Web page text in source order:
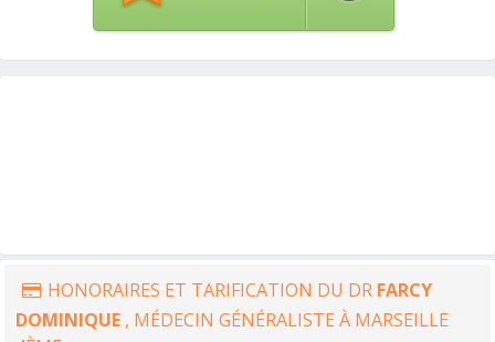
HONORAIRES ET TARIFICATION DU DR FARCY
DOMINIQUE , MÉDECIN GÉNÉRALISTE À MARSEILLE